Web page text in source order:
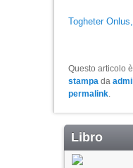
Togheter
Questo articolo
stampa da
permalink.
Libro